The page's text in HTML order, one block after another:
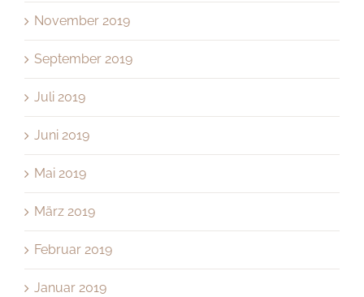
November 2019
September 2019
Juli 2019
Juni 2019
Mai 2019
März 2019
Februar 2019
Januar 2019